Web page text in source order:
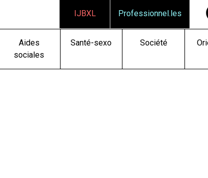
IJBXL Professionnel.les
Aides
sociales
Santé-sexo Société